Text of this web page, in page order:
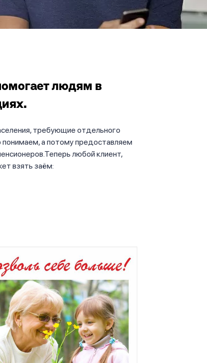
людям в
требующие отдельного
а потому предоставляем
любой клиент,
взять заём: